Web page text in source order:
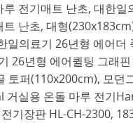
루 전기매트 난초, 대한일
트 난초, 대형
일의료기 26년형 에어더
26년형 에어퀼팅 그래
토퍼(110x200cm), 모던
거실용 온돌 마루 전기
기장판 HL-CH-2300,